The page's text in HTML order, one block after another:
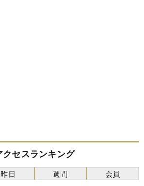
クセスランキング
昨日 週間 会員